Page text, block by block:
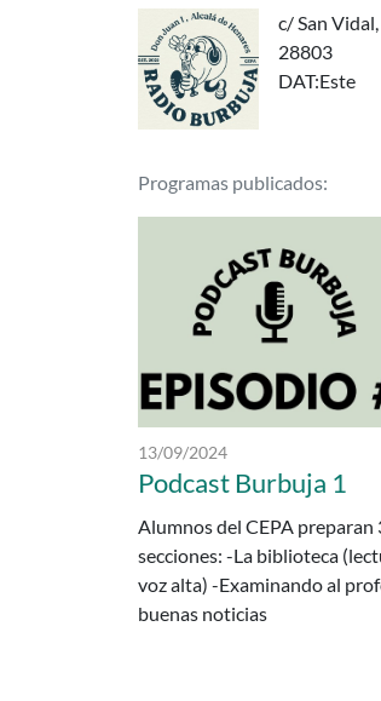
c/ San Vidal,
28803
DAT:Este
Podcasts
Programas publicados:
Fecha de publicación:
13/09/2024
Podcast Burbuja 1
Alumnos del CEPA preparan
secciones: -La biblioteca
voz alta) -Examinando al
buenas noticias